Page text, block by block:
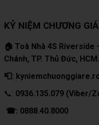
KỶ NIỆM CHƯƠNG
🏠 Toà Nhà 4S Riverside
Chánh, TP. Thủ Đức, HCM.
📮:
📞: 0936.135.079 (Viber/
☎: 0888.40.8000